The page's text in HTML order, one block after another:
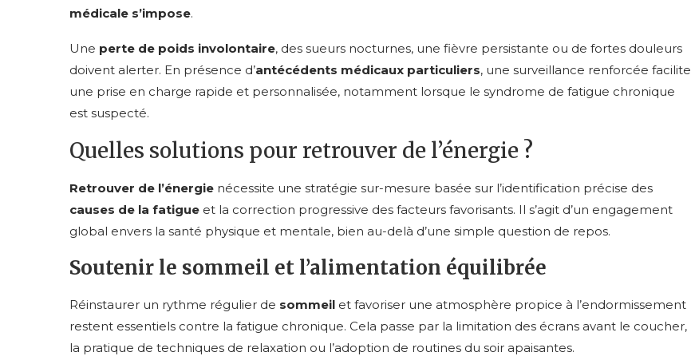
médicale s’impose.
Une perte de poids involontaire, des sueurs nocturnes, une fièvre persistante ou de fortes douleurs
doivent alerter. En présence d’antécédents médicaux particuliers, une surveillance renforcée facilite
une prise en charge rapide et personnalisée, notamment lorsque le syndrome de fatigue chronique
est suspecté.
Quelles solutions pour retrouver de l’énergie ?
Retrouver de l’énergie nécessite une stratégie sur-mesure basée sur l’identification précise des
causes de la fatigue et la correction progressive des facteurs favorisants. Il s’agit d’un engagement
global envers la santé physique et mentale, bien au-delà d’une simple question de repos.
Soutenir le sommeil et l’alimentation équilibrée
Réinstaurer un rythme régulier de sommeil et favoriser une atmosphère propice à l’endormissement
restent essentiels contre la fatigue chronique. Cela passe par la limitation des écrans avant le coucher,
la pratique de techniques de relaxation ou l’adoption de routines du soir apaisantes.